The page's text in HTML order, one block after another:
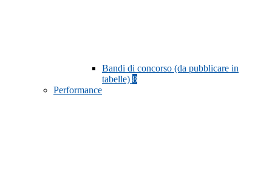
Bandi di concorso (da pubblicare in
tabelle) 8
Performance